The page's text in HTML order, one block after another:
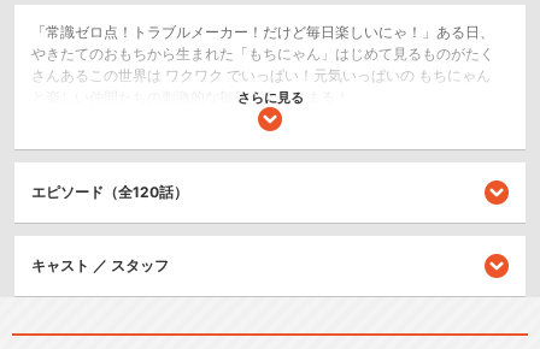
「常識ゼロ点！トラブルメーカー！だけど毎日楽しいにゃ！」ある日、
やきたてのおもちから生まれた「もちにゃん」はじめて見るものがたく
さんあるこの世界は ワクワク でいっぱい！元気いっぱいの もちにゃん
と楽しい仲間たちの刺激的な毎日が今はじまる！
ショート
さらに見る
エピソード（全120話）
キャスト ／ スタッフ